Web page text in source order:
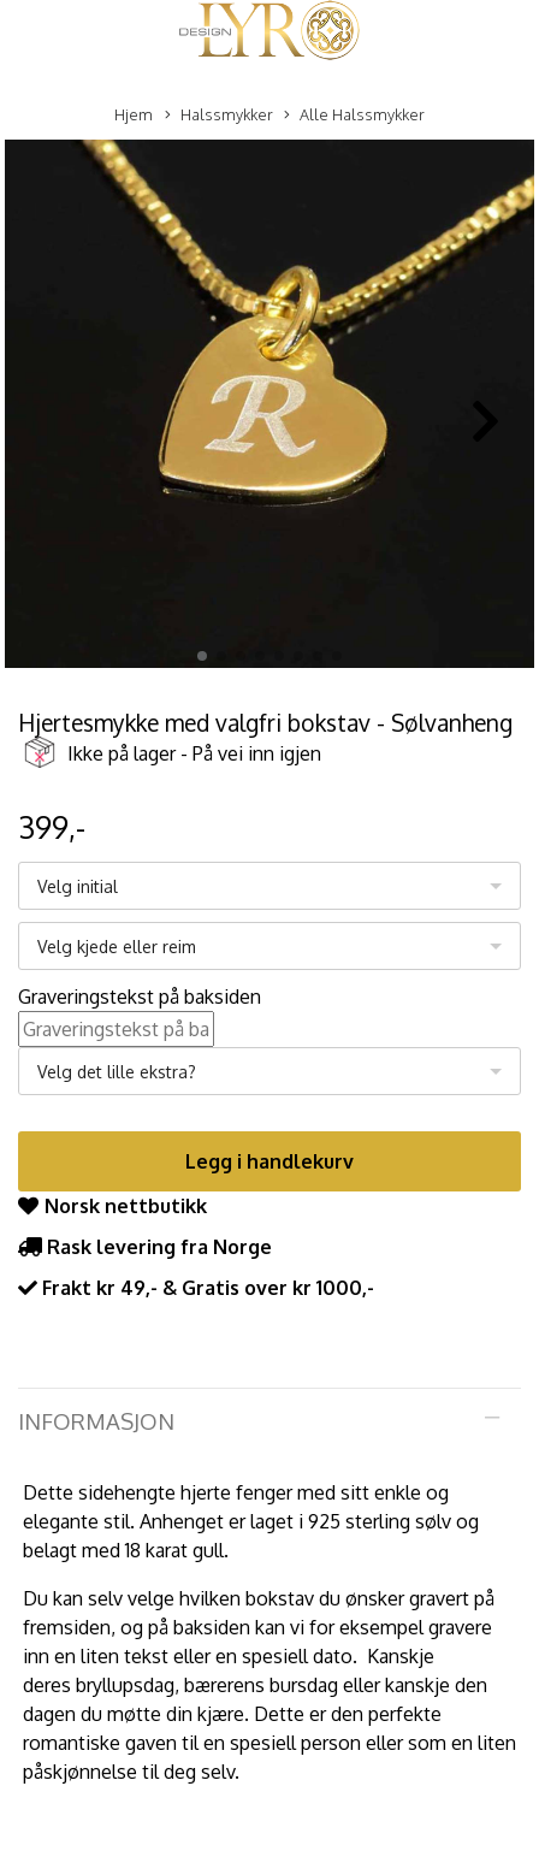
Hjem Halssmykker Alle Halssmykker
Hjertesmykke med valgfri bokstav - Sølvanheng
Ikke på lager - På vei inn igjen
399,-
Velg initial
Velg kjede eller reim
Graveringstekst på baksiden
Velg det lille ekstra?
Legg i handlekurv
Norsk nettbutikk
Rask levering fra Norge
Frakt kr 49,- & Gratis over kr 1000,-
INFORMASJON
Dette sidehengte hjerte fenger med sitt enkle og
elegante stil. Anhenget er laget i 925 sterling sølv og
belagt med 18 karat gull.
Du kan selv velge hvilken bokstav du ønsker gravert på
fremsiden, og på baksiden kan vi for eksempel gravere
inn en liten tekst eller en spesiell dato. Kanskje
deres bryllupsdag, bærerens bursdag eller kanskje den
dagen du møtte din kjære. Dette er den perfekte
romantiske gaven til en spesiell person eller som en liten
påskjønnelse til deg selv.